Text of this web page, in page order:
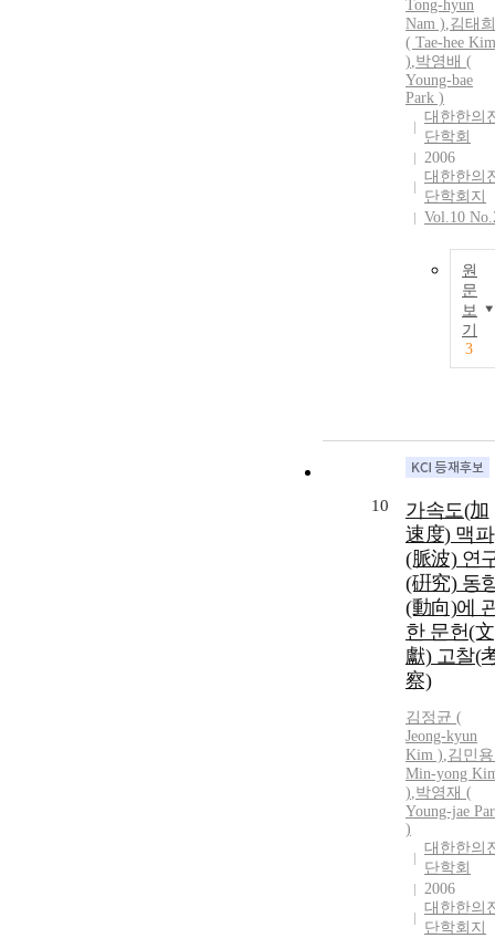
Tong-hyun
Nam ),김태희
( Tae-hee Kim
),박영배 (
Young-bae
Park )
대한한의
단학회
2006
대한한의
단학회지
Vol.10
원
문
보
기
3
10
가속도(加
速度) 맥파
(脈波) 연
(硏究) 동
(動向)에
한 문헌(文
獻) 고찰(
察)
김정균 (
Jeong-kyun
Kim ),김민
Min-yong
),박영재 (
Young-jae
)
대한한의
단학회
2006
대한한의
단학회지